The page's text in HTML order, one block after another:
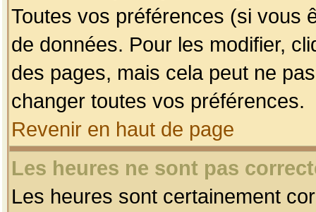
Toutes vos préférences (si vous
de données. Pour les modifier,
des pages, mais cela peut ne
changer toutes vos préférences.
Revenir en haut de page
Les heures ne sont pas
Les heures sont certainement